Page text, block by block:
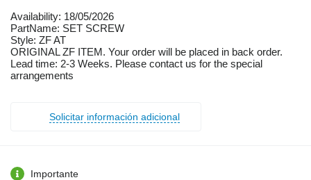
Availability: 18/05/2026
PartName: SET SCREW
Style: ZF AT
ORIGINAL ZF ITEM. Your order will be placed in back order.
Lead time: 2-3 Weeks. Please contact us for the special
arrangements
Solicitar información adicional
Importante